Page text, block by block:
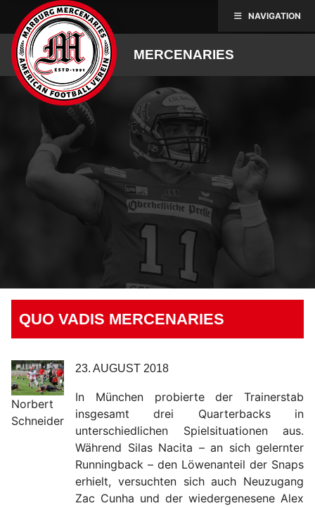
content
MERCENARIES
QUO VADIS MERCENARIES
Norbert
Schneider
23. AUGUST 2018
In München probierte der Trainerstab
insgesamt drei Quarterbacks in
unterschiedlichen Spielsituationen aus.
Während Silas Nacita – an sich gelernter
Runningback – den Löwenanteil der Snaps
erhielt, versuchten sich auch Neuzugang
Zac Cunha und der wiedergenesene Alex
NAVIGATION